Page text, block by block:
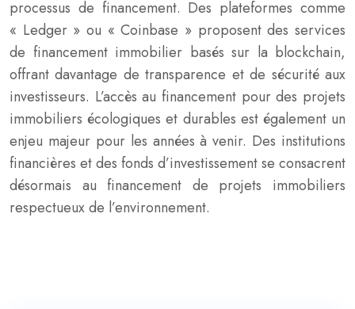
processus de financement. Des plateformes comme
« Ledger » ou « Coinbase » proposent des services
de financement immobilier basés sur la blockchain,
offrant davantage de transparence et de sécurité aux
investisseurs. L’accès au financement pour des projets
immobiliers écologiques et durables est également un
enjeu majeur pour les années à venir. Des institutions
financières et des fonds d’investissement se consacrent
désormais au financement de projets immobiliers
respectueux de l’environnement.